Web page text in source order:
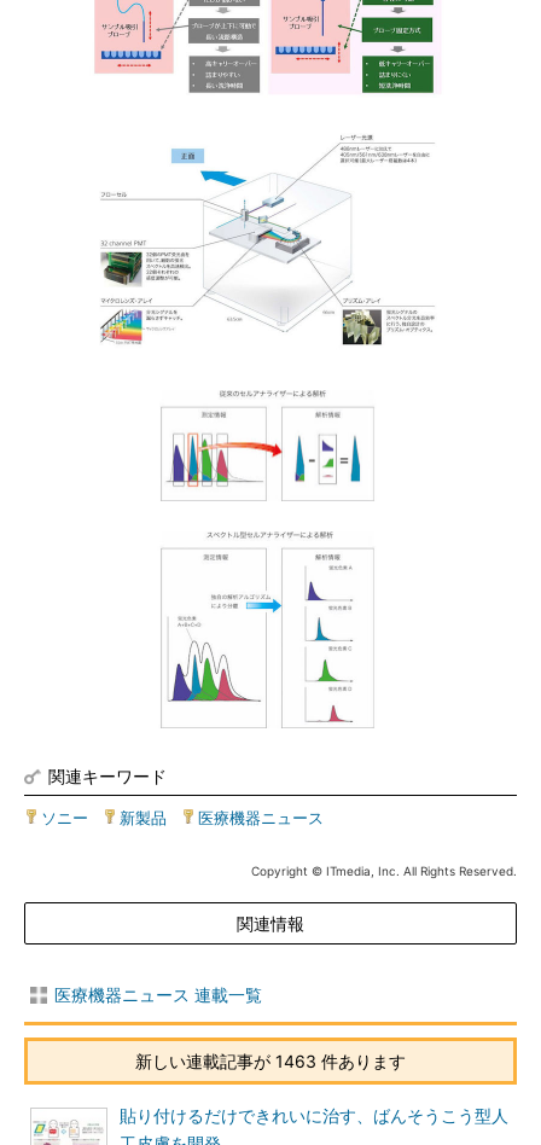
関連キーワード
ソニー 新製品 医療機器ニュース
Copyright © ITmedia, Inc. All Rights Reserved.
関連情報
医療機器ニュース 連載一覧
新しい連載記事が 1463 件あります
貼り付けるだけできれいに治す、ばんそうこう型人